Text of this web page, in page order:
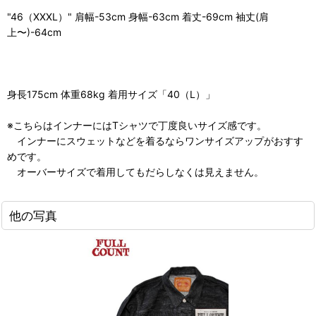
"46（XXXL）" 肩幅-53cm 身幅-63cm 着丈-69cm 袖丈(肩
上〜)-64cm
身長175cm 体重68kg 着用サイズ「40（L）」
※こちらはインナーにはTシャツで丁度良いサイズ感です。
インナーにスウェットなどを着るならワンサイズアップがおすす
めです。
オーバーサイズで着用してもだらしなくは見えません。
他の写真